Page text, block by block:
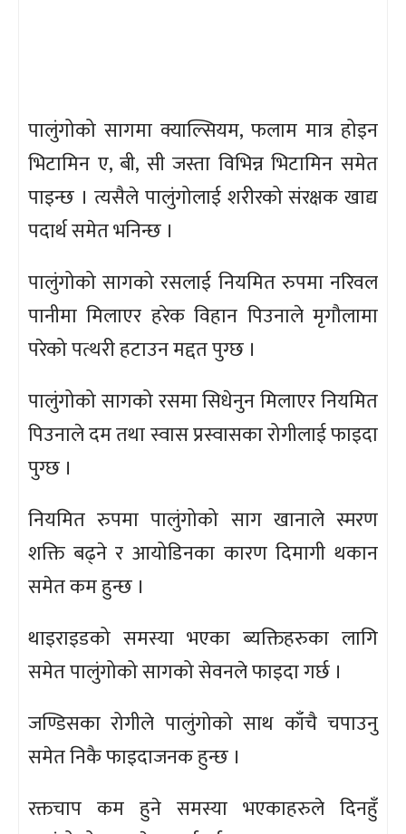
पालुंगोको सागमा क्याल्सियम, फलाम मात्र होइन
भिटामिन ए, बी, सी जस्ता विभिन्न भिटामिन समेत
पाइन्छ । त्यसैले पालुंगोलाई शरीरको संरक्षक खाद्य
पदार्थ समेत भनिन्छ ।
पालुंगोको सागको रसलाई नियमित रुपमा नरिवल
पानीमा मिलाएर हरेक विहान पिउनाले मृगौलामा
परेको पत्थरी हटाउन मद्दत पुग्छ ।
पालुंगोको सागको रसमा सिधेनुन मिलाएर नियमित
पिउनाले दम तथा स्वास प्रस्वासका रोगीलाई फाइदा
पुग्छ ।
नियमित रुपमा पालुंगोको साग खानाले स्मरण
शक्ति बढ्ने र आयोडिनका कारण दिमागी थकान
समेत कम हुन्छ ।
थाइराइडको समस्या भएका ब्यक्तिहरुका लागि
समेत पालुंगोको सागको सेवनले फाइदा गर्छ ।
जण्डिसका रोगीले पालुंगोको साथ काँचै चपाउनु
समेत निकै फाइदाजनक हुन्छ ।
रक्तचाप कम हुने समस्या भएकाहरुले दिनहुँ